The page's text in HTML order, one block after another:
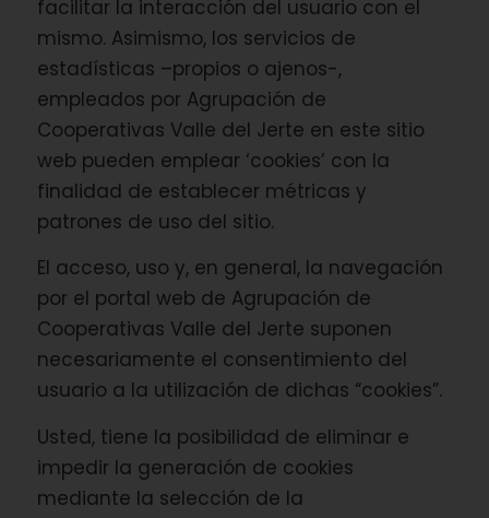
facilitar la interacción del usuario con el
mismo. Asimismo, los servicios de
estadísticas –propios o ajenos-,
empleados por Agrupación de
Cooperativas Valle del Jerte en este sitio
web pueden emplear ‘cookies’ con la
finalidad de establecer métricas y
patrones de uso del sitio.
El acceso, uso y, en general, la navegación
por el portal web de Agrupación de
Cooperativas Valle del Jerte suponen
necesariamente el consentimiento del
usuario a la utilización de dichas “cookies”.
Usted, tiene la posibilidad de eliminar e
impedir la generación de cookies
mediante la selección de la